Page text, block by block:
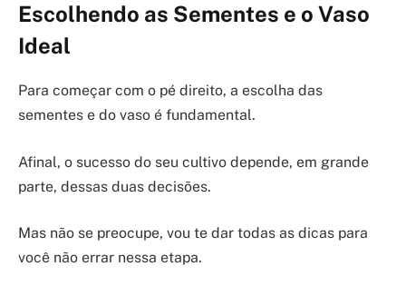
Escolhendo as Sementes e o Vaso
Ideal
Para começar com o pé direito, a escolha das
sementes e do vaso é fundamental.
Afinal, o sucesso do seu cultivo depende, em grande
parte, dessas duas decisões.
Mas não se preocupe, vou te dar todas as dicas para
você não errar nessa etapa.